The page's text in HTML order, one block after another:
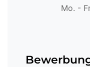
Mo. -